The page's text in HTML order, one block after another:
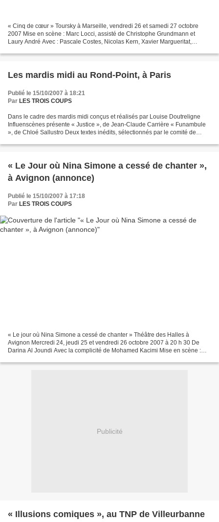
« Cinq de cœur » Toursky à Marseille, vendredi 26 et samedi 27 octobre
2007 Mise en scène : Marc Locci, assisté de Christophe Grundmann et
Laury André Avec : Pascale Costes, Nicolas Kern, Xavier Margueritat,
Les mardis midi au Rond-Point, à Paris
Publié le 15/10/2007 à 18:21
Par LES TROIS COUPS
Dans le cadre des mardis midi conçus et réalisés par Louise Doutreligne
Influenscènes présente « Justice », de Jean-Claude Carrière « Funambule
», de Chloé Sallustro Deux textes inédits, sélectionnés par le comité de
« Le Jour où Nina Simone a cessé de chanter »,
à Avignon (annonce)
Publié le 15/10/2007 à 17:18
Par LES TROIS COUPS
« Le jour où Nina Simone a cessé de chanter » Théâtre des Halles à
Avignon Mercredi 24, jeudi 25 et vendredi 26 octobre 2007 à 20 h 30 De
Darina Al Joundi Avec la complicité de Mohamed Kacimi Mise en scène :
Publicité
« Illusions comiques », au TNP de Villeurbanne